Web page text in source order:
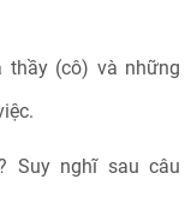
thầy (cô) và những
Suy nghĩ sau câu